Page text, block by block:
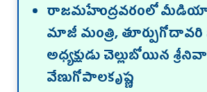
రాజమహేంద్రవరంలో
మాజీ మంత్రి, తూర్పుగోదావరి
అధ్యక్షుడు చెల్లుబోయిన
వేణుగోపాలకృష్ణ